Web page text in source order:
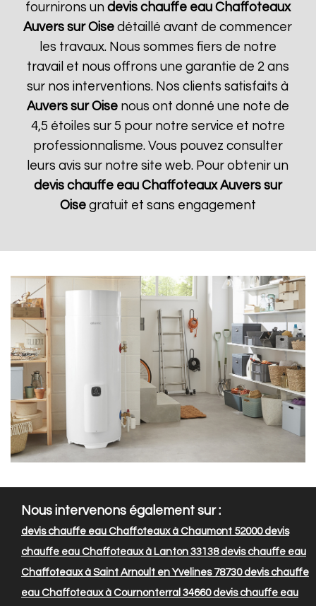
fournirons un devis chauffe eau Chaffoteaux
Auvers sur Oise détaillé avant de commencer
les travaux. Nous sommes fiers de notre
travail et nous offrons une garantie de 2 ans
sur nos interventions. Nos clients satisfaits à
Auvers sur Oisenous ont donné une note de
4,5 étoiles sur 5 pour notre service et notre
professionnalisme. Vous pouvez consulter
leurs avis sur notre site web. Pour obtenir un
devis chauffe eau Chaffoteaux Auvers sur
Oisegratuit et sans engagement
Nous intervenons également sur :
devis chauffe eau Chaffoteaux à Chaumont 52000devis
chauffe eau Chaffoteaux à Lanton 33138devis chauffe eau
Chaffoteaux à Saint Arnoult en Yvelines 78730devis chauffe
eau Chaffoteaux à Cournonterral 34660devis chauffe eau